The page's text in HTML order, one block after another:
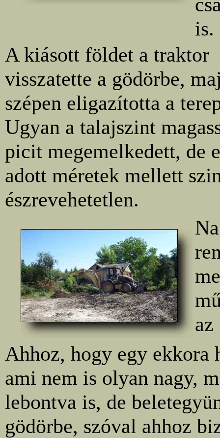
is.
A kiásott földet a traktor
visszatette a gödörbe,
szépen eligazította a
Ugyan a talajszint
picit megemelkedett, de
adott méretek mellett
észrevehetetlen.
az
Ahhoz, hogy egy ekkora
ami nem is olyan nagy,
lebontva is, de
gödörbe, szóval ahhoz